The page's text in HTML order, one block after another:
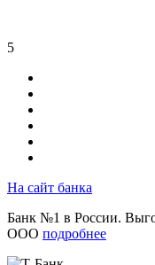
5
На сайт банка
Банк №1 в России.
ООО подробнее